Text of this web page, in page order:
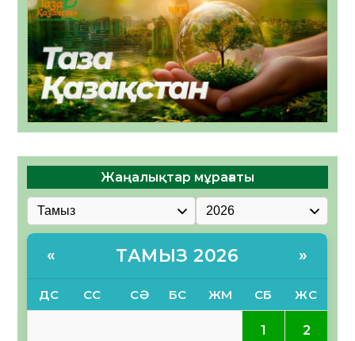
Жаңалықтар мұрағаты
« ТАМЫЗ 2026 »
ДС СС СӘ БС ЖМ СБ ЖС
1 2